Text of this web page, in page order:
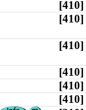
[410]
[410]
[410]
[410]
[410]
[410]